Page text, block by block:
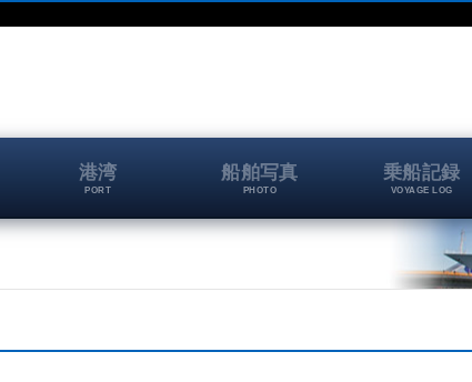
港湾
PORT
船舶写真
PHOTO
乗船記録
VOYAGE LOG